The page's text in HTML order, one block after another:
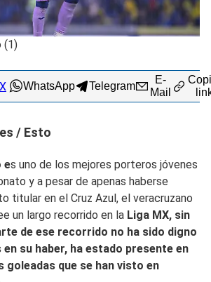
(1)
X WhatsApp Telegram
E-
Mail
/ Esto
es uno de los mejores porteros jóvenes
y a pesar de apenas haberse
titular en el Cruz Azul, el veracruzano
un largo recorrido en la Liga MX, sin
de ese recorrido no ha sido digno
en su haber, ha estado presente en
goleadas que se han visto en